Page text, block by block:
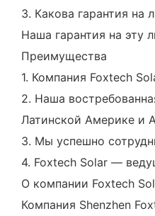
3. Какова гарантия на
Наша гарантия на эту
Преимущества
1. Компания Foxtech
2. Наша
Латинской Америке и
3. Мы успешно
4. Foxtech Solar —
О компании Foxtech
Компания Shenzhen